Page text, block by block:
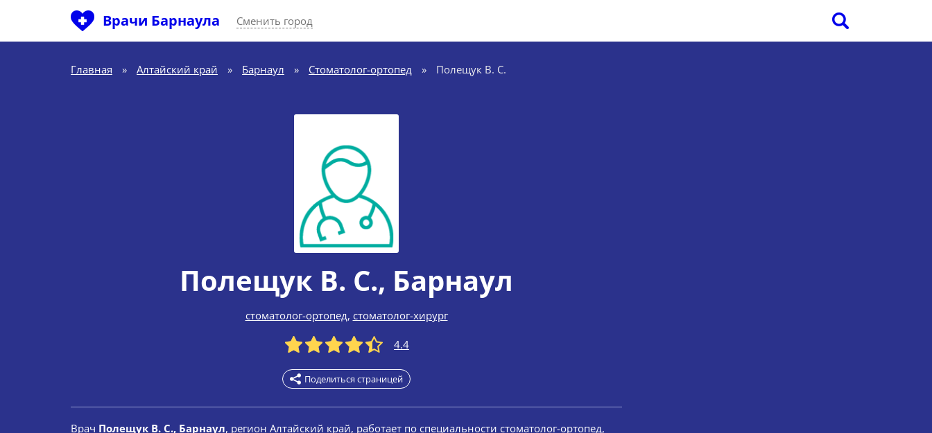
Врачи Барнаула Сменить город
Главная » Алтайский край » Барнаул » Стоматолог-ортопед » Полещук В. С.
Полещук В. С., Барнаул
стоматолог-ортопед, стоматолог-хирург
4.4
Поделиться страницей
Врач Полещук В. С., Барнаул, регион Алтайский край, работает по специальности стоматолог-ортопед,